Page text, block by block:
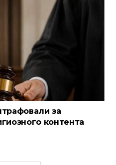
за
контента